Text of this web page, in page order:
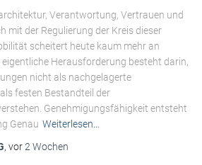
Verantwortung, Vertrauen und
mit der Regulierung der Kreis dieser
scheitert heute kaum mehr an
eigentliche Herausforderung besteht darin,
nicht als nachgelagerte
festen Bestandteil der
Genehmigungsfähigkeit entsteht
Genau Weiterlesen…
, vor2 Wochen